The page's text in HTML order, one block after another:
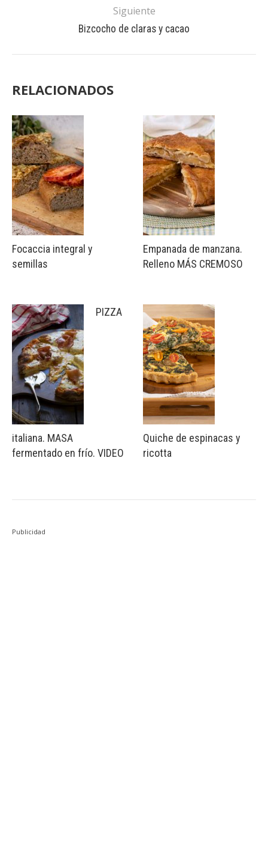
Siguiente
Bizcocho de claras y cacao
RELACIONADOS
Focaccia integral y
semillas
PIZZA
italiana. MASA
fermentado en frío. VIDEO
Empanada de manzana.
Relleno MÁS CREMOSO
Quiche de espinacas y
ricotta
Publicidad